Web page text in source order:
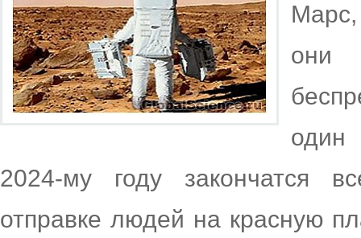
Марс,
один
2024-му году закончатся
отправке людей на красную